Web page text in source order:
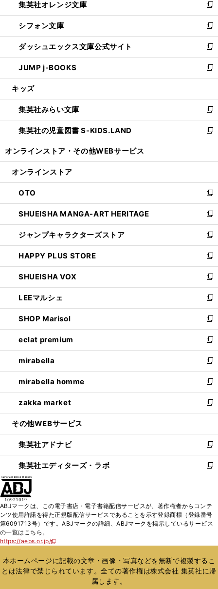
く
で
開
く
ド
ウ
で
開
く
い
ウ
ィ
ン
ド
ウ
で
開
集英社オレンジ文庫
新
し
い
ウ
ィ
ン
ド
ウ
開
く
シフォン文庫
新
し
い
ウ
ィ
ン
ウ
で
開
く
ダッシュエックス文庫公式サイト
新
し
い
ウ
ン
ド
ウ
で
JUMP j-BOOKS
新
し
ウ
ィ
ン
ド
開
キッズ
集英社みらい文庫
新
し
い
ン
ウ
で
開
く
集英社の児童図書 S-KIDS.LAND
新
ウ
ン
ド
ウ
で
開
く
オンラインストア・ その他WEBサービス
オンラインストア
OTO
新
し
い
ウ
ィ
ン
ド
ウ
で
開
く
SHUEISHA MANGA-ART HERITAGE
新
し
い
ウ
ィ
ン
ド
ウ
で
開
く
ジャンプキャラクターズストア
新
し
い
ウ
ィ
ン
ド
ウ
で
開
く
HAPPY PLUS STORE
新
し
い
ウ
ィ
ン
ド
ウ
で
開
く
SHUEISHA VOX
新
し
い
ウ
ィ
ン
ド
ウ
で
開
く
LEEマルシェ
新
し
い
ウ
ィ
ン
ド
ウ
で
開
く
SHOP Marisol
新
し
い
ウ
ィ
ン
ド
ウ
で
開
eclat premium
新
し
い
ウ
ィ
ン
ド
ウ
開
く
mirabella
新
し
い
ウ
ィ
ン
ウ
で
開
く
mirabella homme
新
し
い
ウ
ン
ド
ウ
で
zakka market
新
し
ウ
ィ
ン
ド
く
その他WEBサービス
集英社アドナビ
新
し
い
ド
ウ
で
集英社エディターズ・ラボ
新
ィ
ン
ド
開
く
ABJマークは、この電子書店・電子書籍配信サービスが、著作権者からコンテ
ンツ使用許諾を得た正規版配信サービスであることを示す登録商標（登録番号
第6091713号）です。ABJマークの詳細、ABJマークを掲示しているサービス
の一覧はこちら。
https://aebs.or.jp/
新
い
ウ
ィ
本ホームページに記載の文章・画像・写真などを無断で複製するこ
とは法律で禁じられています。全ての著作権は株式会社 集英社に帰
属します。